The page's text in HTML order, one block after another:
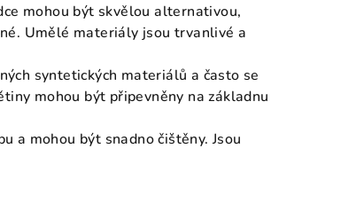
mohou být skvělou alternativou,
Umělé materiály jsou trvanlivé a
syntetických materiálů a často se
mohou být připevněny na základnu
a mohou být snadno čištěny. Jsou